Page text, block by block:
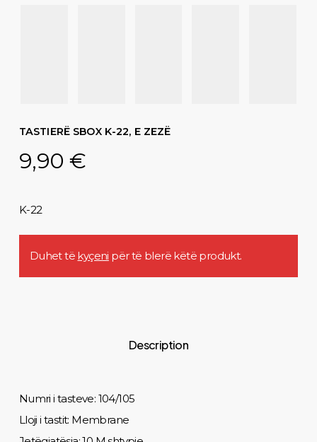
TASTIERË SBOX K-22, E ZEZË
9,90 €
K-22
Duhet të kyçeni për të blerë këtë produkt.
Description
Numri i tasteve: 104/105
Lloji i tastit: Membrane